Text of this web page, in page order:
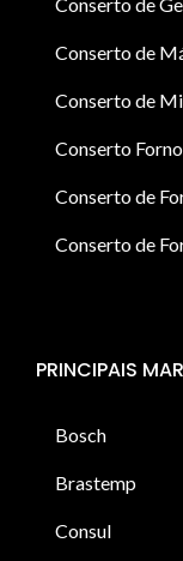
Conserto de
Conserto de
Conserto
Conserto de
Conserto de
PRINCIPAIS
Bosch
Brastemp
Consul